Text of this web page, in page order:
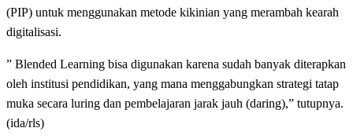
(PIP) untuk menggunakan metode kikinian yang merambah kearah
digitalisasi.
” Blended Learning bisa digunakan karena sudah banyak diterapkan
oleh institusi pendidikan, yang mana menggabungkan strategi tatap
muka secara luring dan pembelajaran jarak jauh (daring),” tutupnya.
(ida/rls)